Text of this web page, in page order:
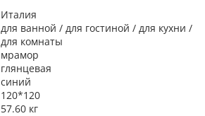
Италия
для ванной / для гостиной / для кухни /
для комнаты
мрамор
глянцевая
синий
120*120
57.60 кг